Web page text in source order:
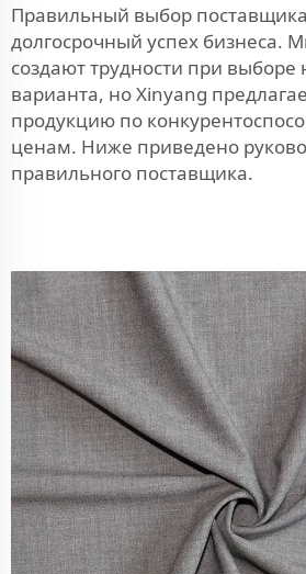
Правильный выбор
долгосрочный успех бизнеса.
создают трудности при
варианта, но Xinyang
продукцию по
ценам. Ниже приведено
правильного поставщика.